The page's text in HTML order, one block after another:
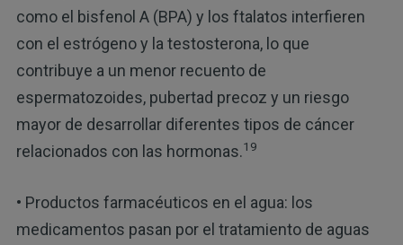
como el bisfenol A (BPA) y los ftalatos interfieren
con el estrógeno y la testosterona, lo que
contribuye a un menor recuento de
espermatozoides, pubertad precoz y un riesgo
mayor de desarrollar diferentes tipos de cáncer
relacionados con las hormonas.19
• Productos farmacéuticos en el agua: los
medicamentos pasan por el tratamiento de aguas